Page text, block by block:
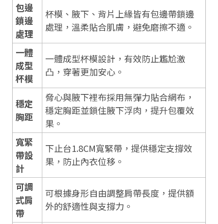
包邊
鎖邊
處理
杯模、腋下、背片上緣皆有包邊帶鎖邊
處理，溫柔貼合肌膚，避免磨擦不適。
一體
成型
杯模
一體成型杯模設計，有效防止尷尬激
凸，穿著更加安心。
穩定
胸距
脅心與腋下裡布採用無彈力貼合網布，
穩定胸距並鎖住腋下浮肉，提升包覆效
果。
寬緊
帶設
計
下止台1.8CM寬緊帶，提供穩定支撐效
果，防止內衣位移。
可調
式肩
帶
可根據身形自由調整肩帶長度，提供額
外的舒適性與支撐力。